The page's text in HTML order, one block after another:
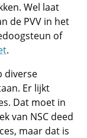
Wel laat
de PVV in het
of
.
diverse
Er lijkt
Dat moet in
van NSC deed
maar dat is